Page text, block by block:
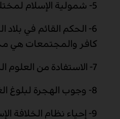
5- شمولية الإسلام
6-
الحكم القائم في
كافر والمجتمعات هي
7- الاستفادة من العلوم
8- وجوب الهجرة لبلوغ
9- إحياء نظام الخلافة